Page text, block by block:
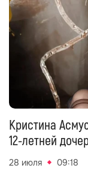
Кристина
12-летней
28 июля 09:18